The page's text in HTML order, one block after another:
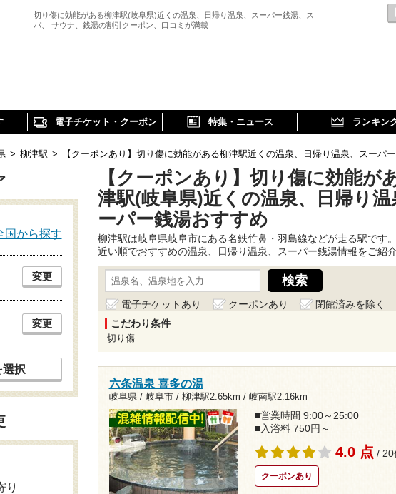
切り傷に効能がある柳津駅(岐阜県)近くの温泉、日帰り温泉、スーパー銭湯、ス
パ、 サウナ、銭湯の割引クーポン、口コミが満載
電子チケット・クーポン 特集・ニュース ランキン
> 柳津駅 > 【クーポンあり】切り傷に効能がある柳津駅近くの温泉、日帰り温泉、スーパ
【クーポンあり】切り傷に効能が
津駅(岐阜県)近くの温泉、日帰り温
ーパー銭湯おすすめ
柳津駅は岐阜県岐阜市にある名鉄竹鼻・羽島線などが走る駅です
近い順でおすすめの温泉、日帰り温泉、スーパー銭湯情報をご紹介
電子チケットあり クーポンあり
閉館済みを除く
こだわり条件
切り傷
六条温泉 喜多の湯
岐阜県 / 岐阜市 / 柳津駅2.65km / 岐南駅2.16km
■営業時間 9:00～25:00
■入浴料 750円～
4.0 点 / 20
クーポンあり
国から探す
変更
変更
択
り